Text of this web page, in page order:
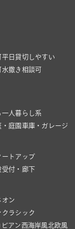
平日貸切しやすい
水撒き相談可
一人暮らし系
庭園 車庫・ガレージ
ートアップ
受付・廊下
オン
クラシック
ピアン西海岸風北欧風